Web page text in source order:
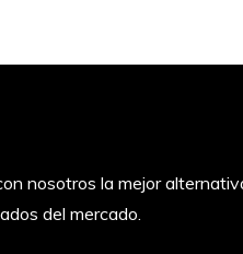
nosotros la mejor
del mercado.